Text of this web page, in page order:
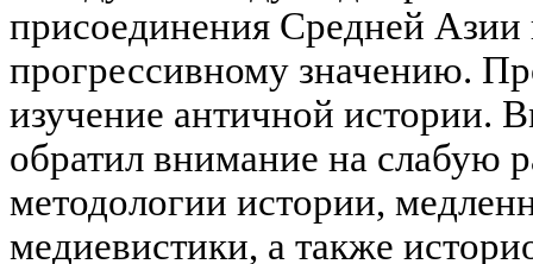
присоединения Средней Азии
прогрессивному значению.
изучение античной
обратил внимание на слабую
методологии истории,
медиевистики, а также